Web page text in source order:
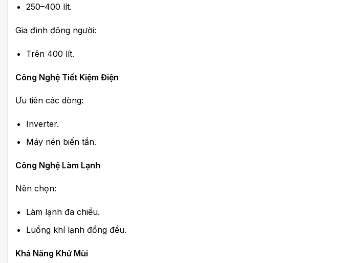
250–400 lít.
Gia đình đông người:
Trên 400 lít.
Công Nghệ Tiết Kiệm Điện
Ưu tiên các dòng:
Inverter.
Máy nén biến tần.
Công Nghệ Làm Lạnh
Nên chọn:
Làm lạnh đa chiều.
Luồng khí lạnh đồng đều.
Khả Năng Khử Mùi